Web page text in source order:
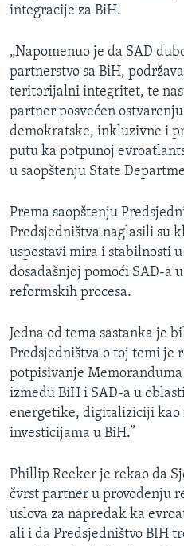
integracije za BiH.
„Napomenuo je da SAD
partnerstvo sa BiH,
teritorijalni integritet, te
partner posvećen
demokratske, inkluzivne i
putu ka potpunoj
u saopštenju State
Prema saopštenju
Predsjedništva naglasili su
uspostavi mira i stabilnosti
dosadašnjoj pomoći SAD-a
reformskih procesa.
Jedna od tema sastanka je
Predsjedništva o toj temi je
potpisivanje
između BiH i SAD-a u
energetike, digitaliziciji kao
investicijama u BiH.”
Phillip Reeker je rekao da
čvrst partner u provođenju
uslova za napredak ka
ali i da Predsjedništvo BIH